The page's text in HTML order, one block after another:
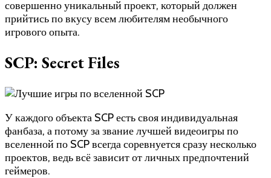
совершенно уникальный проект, который должен
прийтись по вкусу всем любителям необычного
игрового опыта.
SCP: Secret Files
У каждого объекта SCP есть своя индивидуальная
фанбаза, а потому за звание лучшей видеоигры по
вселенной по SCP всегда соревнуется сразу несколько
проектов, ведь всё зависит от личных предпочтений
геймеров.